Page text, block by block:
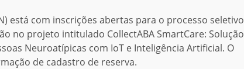
está com inscrições abertas para o processo seletivo
no projeto intitulado CollectABA SmartCare: Solução
Neuroatípicas com IoT e Inteligência Artificial. O
de cadastro de reserva.